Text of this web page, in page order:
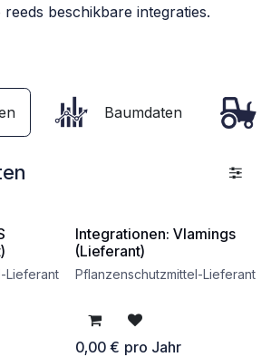
beschikbare integraties.
Baumdaten
Lieferant kostenlos
Integrationen: Vlamings
(Lieferant)
Pflanzenschutzmittel-Lieferant
0,00€ pro Jahr